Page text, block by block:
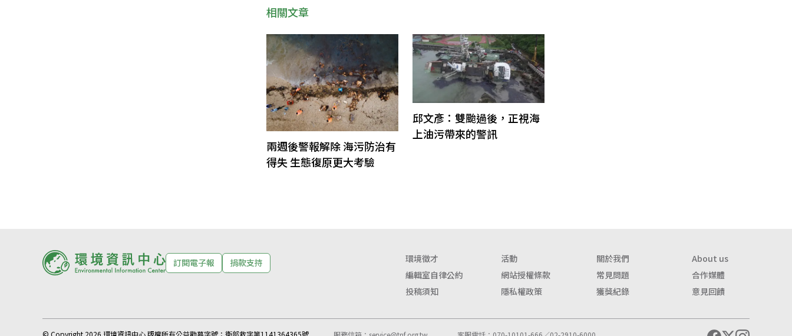
相關文章
兩週後警報解除 海污防治有
得失 生態復原更大考驗
邱文彥：雙颱過後，正視海
上油污帶來的警訊
訂閱電子報 捐款支持 環境徵才 活動 關於我們
About us
編輯室自律公約
網站授權條款 常見問題
合作媒體
投稿須知
隱私權政策 獲獎紀錄 意見回饋